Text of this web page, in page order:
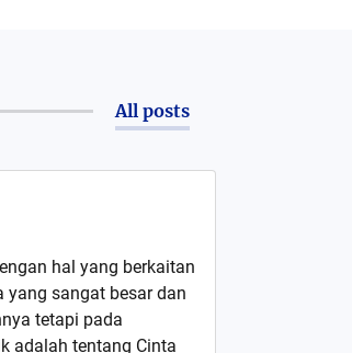
All posts
hal yang berkaitan
yang sangat besar dan
tetapi pada
adalah tentang Cinta